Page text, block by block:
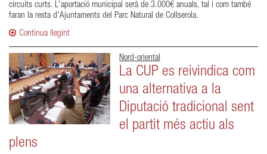
circuits curts. L'aportació municipal serà de 3.000€ anuals, tal i com també
faran la resta d'Ajuntaments del Parc Natural de Collserola.
Continua llegint
Nord-oriental
La CUP es reivindica com
una alternativa a la
Diputació tradicional sent
el partit més actiu als
plens